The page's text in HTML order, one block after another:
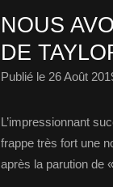
NOUS
DE
Publié le 26 Août
L’impressionnant
frappe très fort une
après la parution de